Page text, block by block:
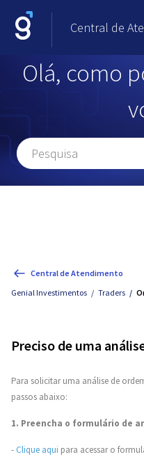
Central de
Olá, como
Central de Atendimento
Genial Investimentos
Traders
Preciso de uma
Para solicitar uma análise de
passos abaixo:
1. Preencha o formulário de
- Clique aqui para acessar o